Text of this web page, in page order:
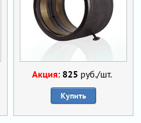
Акция: 825 руб./шт.
Купить